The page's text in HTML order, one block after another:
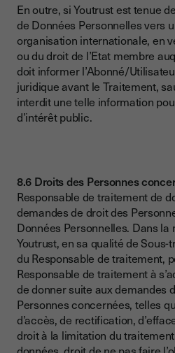
En outre, si Youtrust est tenue
de Données Personnelles vers
organisation internationale, en
ou du droit de l’Etat membre
doit informer l’Abonné/
juridique avant le Traitement,
interdit une telle information
d’intérêt public.
8.6 Droits des Personnes
Responsable de traitement de
demandes de droit des
Données Personnelles. Dans la
Youtrust, en sa qualité de
du Responsable de traitement,
Responsable de traitement à
de donner suite aux demandes
Personnes concernées, telles
d’accès, de rectification,
droit à la limitation du